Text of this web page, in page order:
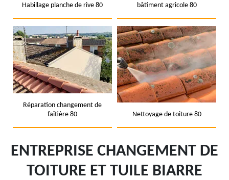
Habillage planche de rive 80
bâtiment agricole 80
Réparation changement de
faîtière 80
Nettoyage de toiture 80
ENTREPRISE CHANGEMENT DE
TOITURE ET TUILE BIARRE